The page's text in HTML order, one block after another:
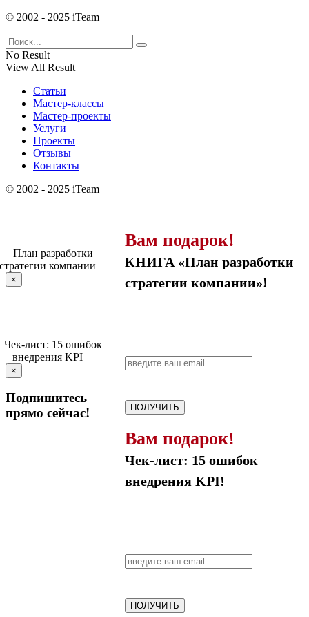
© 2002 - 2025 iTeam
No Result
View All Result
Статьи
Мастер-классы
Мастер-проекты
Услуги
Проекты
Отзывы
Контакты
© 2002 - 2025 iTeam
Вам подарок!
КНИГА «План разработки
стратегии компании»!
ПОЛУЧИТЬ
×
Вам подарок!
Чек-лист: 15 ошибок
внедрения KPI!
ПОЛУЧИТЬ
×
Подпишитесь
прямо сейчас!